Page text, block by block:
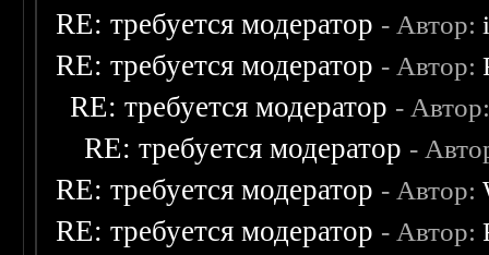
RE: требуется модератор - Автор:
RE: требуется модератор - Автор:
RE: требуется модератор -
RE: требуется модератор -
RE: требуется модератор - Автор:
RE: требуется модератор - Автор: